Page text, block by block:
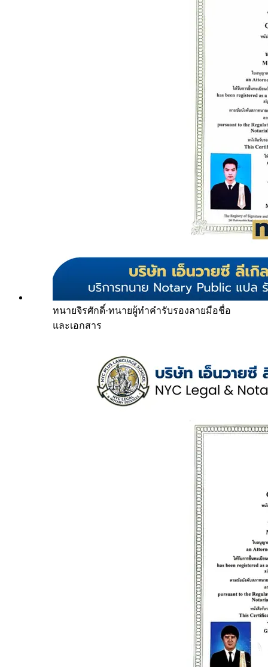
ทนายจิรศักดิ์·ทนายผู้ทำคำรับรองลายมือชื่อ
และเอกสาร